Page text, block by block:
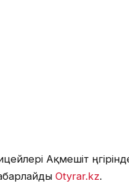
Ақмешіт
Otyrar.kz.